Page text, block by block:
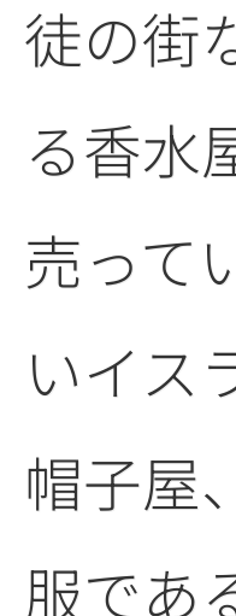
徒の街
る香水
売って
いイス
帽子屋
服であ